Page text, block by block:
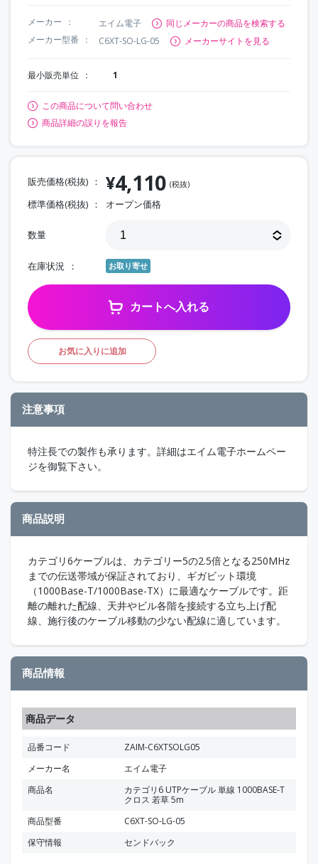
メーカー エイム電子
同じメーカーの商品を検索する
メーカー型番
C6XT-SO-LG-05 メーカーサイトを見る
最小販売単位 1
この商品について問い合わせ
商品詳細の誤りを報告
販売価格(税抜) ¥4,110 (税抜)
標準価格(税抜) オープン価格
数量
在庫状況 お取り寄せ
カートへ入れる
お気に入りに追加
注意事項
特注長での製作も承ります。詳細はエイム電子ホームペー
ジを御覧下さい。
商品説明
カテゴリ6ケーブルは、カテゴリー5の2.5倍となる250MHz
までの伝送帯域が保証されており、ギガビット環境
（1000Base-T/1000Base-TX）に最適なケーブルです。距
離の離れた配線、天井やビル各階を接続する立ち上げ配
線、施行後のケーブル移動の少ない配線に適しています。
商品情報
商品データ
品番コード
ZAIM-C6XTSOLG05
メーカー名
エイム電子
商品名
カテゴリ6 UTPケーブル 単線 1000BASE-T
クロス 若草 5m
商品型番
C6XT-SO-LG-05
保守情報
センドバック